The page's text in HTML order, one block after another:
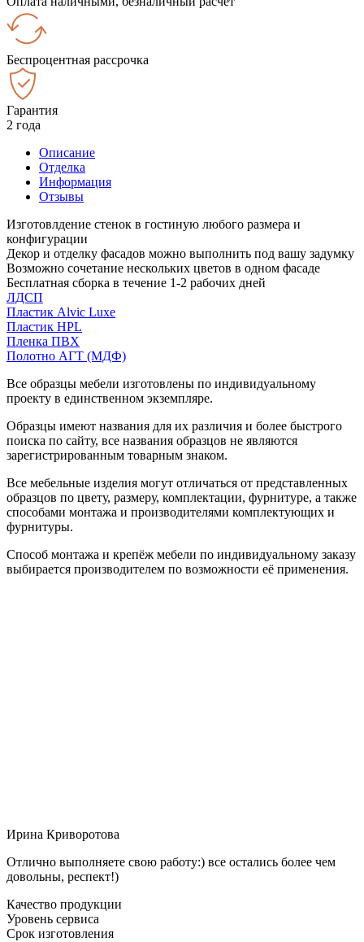
Беспроцентная рассрочка
Гарантия
2 года
Описание
Отделка
Информация
Отзывы
Изготовлдение стенок в гостиную любого размера и
конфигурации
Декор и отделку фасадов можно выполнить под вашу задумку
Возможно сочетание нескольких цветов в одном фасаде
Бесплатная сборка в течение 1-2 рабочих дней
ЛДСП
Пластик Alvic Luxe
Пластик HPL
Пленка ПВХ
Полотно АГТ (МДФ)
Все образцы мебели изготовлены по индивидуальному
проекту в единственном экземпляре.
Образцы имеют названия для их различия и более быстрого
поиска по сайту, все названия образцов не являются
зарегистрированным товарным знаком.
Все мебельные изделия могут отличаться от представленных
образцов по цвету, размеру, комплектации, фурнитуре, а также
способами монтажа и производителями комплектующих и
фурнитуры.
Способ монтажа и крепёж мебели по индивидуальному заказу
выбирается производителем по возможности её применения.
Ирина Криворотова
Отлично выполняете свою работу:) все остались более чем
довольны, респект!)
Качество продукции
Уровень сервиса
Срок изготовления